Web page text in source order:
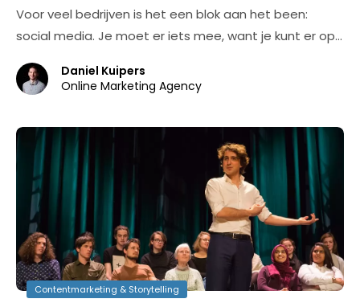
Voor veel bedrijven is het een blok aan het been:
social media. Je moet er iets mee, want je kunt er op…
Daniel Kuipers
Online Marketing Agency
Contentmarketing & Storytelling